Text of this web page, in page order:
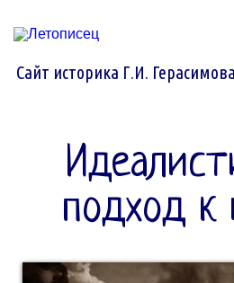
Сайт историка Г.И. Герасимова
подход к